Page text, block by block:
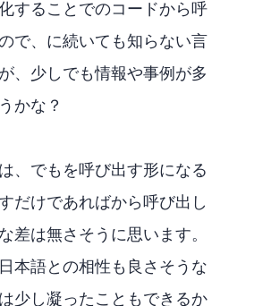
化することでC#のコードから呼
、C++に続いてC#も知らない言
、少しでも情報や事例が多
うかな？
、C++でもffmpeg.exeを呼び出す形になる
すだけであればC#から呼び出し
差は無さそうに思います。
よりは日本語との相性も良さそうな
少し凝ったこともできるか